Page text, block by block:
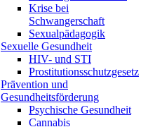
Krise bei
Schwangerschaft
Sexualpädagogik
Sexuelle Gesundheit
HIV- und STI
Prostitutionsschutzgesetz
Prävention und
Gesundheitsförderung
Psychische Gesundheit
Cannabis